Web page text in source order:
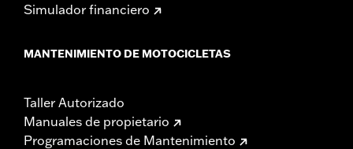
Simulador financiero
MANTENIMIENTO DE MOTOCICLETAS
Taller Autorizado
Manuales de propietario
Programaciones de Mantenimiento